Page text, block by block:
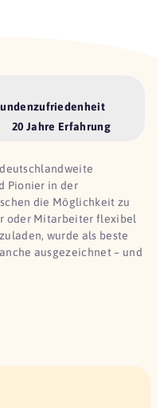
20 Jahre Erfahrung
Pionier in der
die Möglichkeit zu
oder Mitarbeiter flexibel
wurde als beste
ausgezeichnet – und